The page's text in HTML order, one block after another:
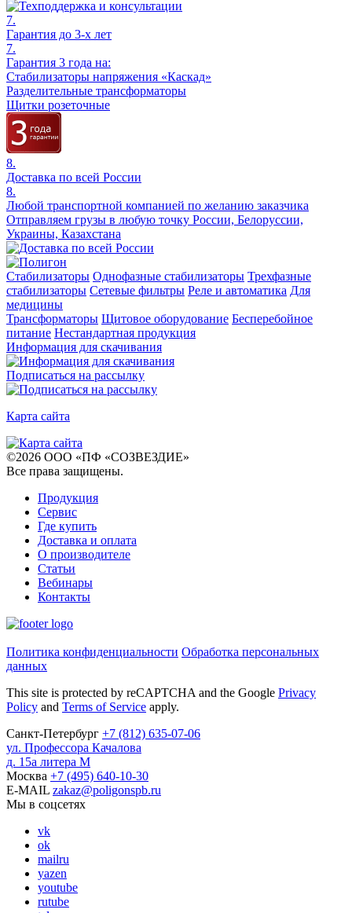
7.
Гарантия до 3-х лет
7.
Гарантия 3 года на:
Стабилизаторы напряжения «Каскад»
Разделительные трансформаторы
Щитки розеточные
8.
Доставка по всей России
8.
Любой транспортной компанией по желанию заказчика
Отправляем грузы в любую точку России, Белоруссии,
Украины, Казахстана
Стабилизаторы Однофазные стабилизаторы Трехфазные
стабилизаторы Сетевые фильтры Реле и автоматика Для
медицины
Трансформаторы Щитовое оборудование Бесперебойное
питание Нестандартная продукция
Информация для скачивания
Подписаться на рассылку
Карта сайта
©2026 ООО «ПФ «СОЗВЕЗДИЕ»
Все права защищены.
Продукция
Сервис
Где купить
Доставка и оплата
О производителе
Статьи
Вебинары
Контакты
Политика конфиденциальности Обработка персональных
данных
This site is protected by reCAPTCHA and the Google Privacy
Policy and Terms of Service apply.
Санкт-Петербург +7 (812) 635-07-06
ул. Профессора Качалова
д. 15а литера М
Москва +7 (495) 640-10-30
E-MAIL zakaz@poligonspb.ru
Мы в соцсетях
vk
ok
mailru
yazen
youtube
rutube